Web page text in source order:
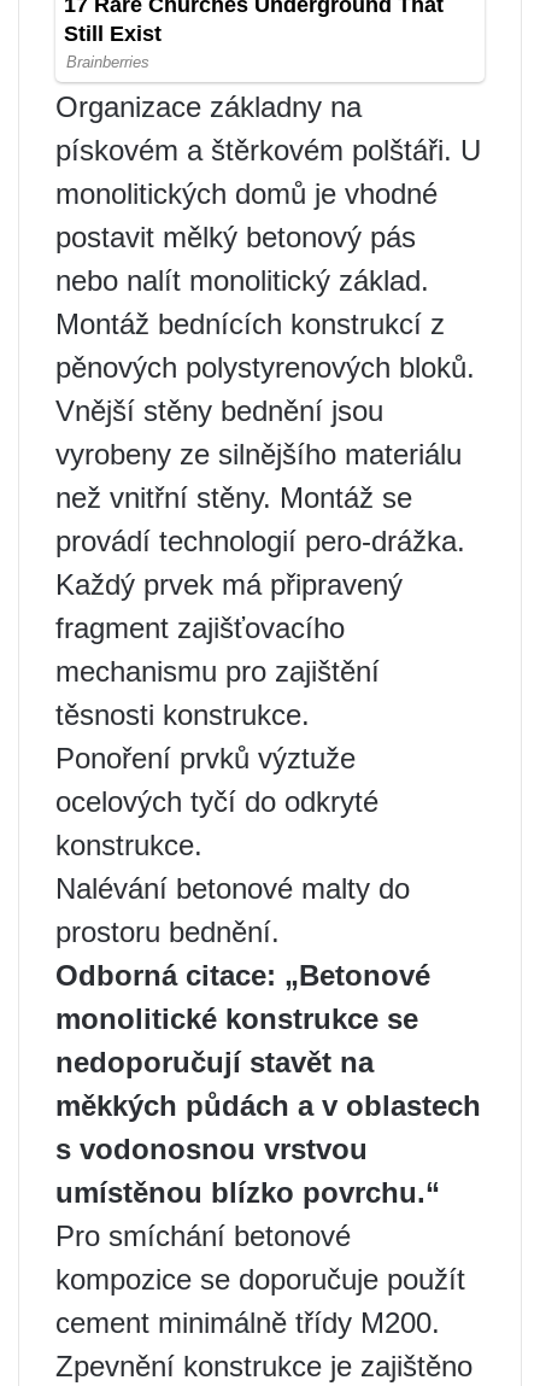
Organizace základny na
pískovém a štěrkovém polštáři. U
monolitických domů je vhodné
postavit mělký betonový pás
nebo nalít monolitický základ.
Montáž bednících konstrukcí z
pěnových polystyrenových bloků.
Vnější stěny bednění jsou
vyrobeny ze silnějšího materiálu
než vnitřní stěny. Montáž se
provádí technologií pero-drážka.
Každý prvek má připravený
fragment zajišťovacího
mechanismu pro zajištění
těsnosti konstrukce.
Ponoření prvků výztuže
ocelových tyčí do odkryté
konstrukce.
Nalévání betonové malty do
prostoru bednění.
Odborná citace: „Betonové
monolitické konstrukce se
nedoporučují stavět na
měkkých půdách a v oblastech
s vodonosnou vrstvou
umístěnou blízko povrchu.“
Pro smíchání betonové
kompozice se doporučuje použít
cement minimálně třídy M200.
Zpevnění konstrukce je zajištěno